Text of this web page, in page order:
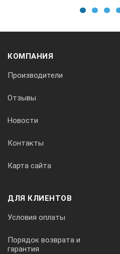
КОМПАНИЯ
Производители
Отзывы
Новости
Контакты
Карта сайта
ДЛЯ КЛИЕНТОВ
Условия оплаты
Порядок возврата и
гарантия